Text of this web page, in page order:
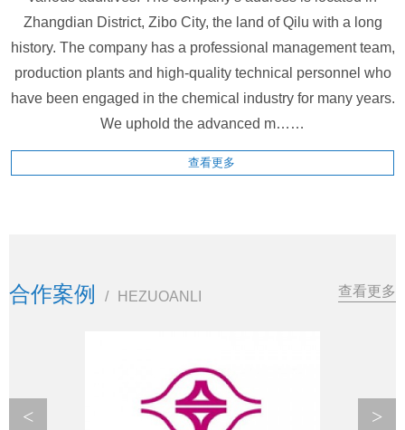
Zhangdian District, Zibo City, the land of Qilu with a long
history. The company has a professional management team,
production plants and high-quality technical personnel who
have been engaged in the chemical industry for many years.
We uphold the advanced m……
查看更多
合作案例 / HEZUOANLI 查看更多
< >